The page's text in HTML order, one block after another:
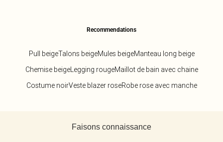
Recommendations
Pull beigeTalons beigeMules beigeManteau long beige
Chemise beigeLegging rougeMaillot de bain avec chaine
Costume noirVeste blazer roseRobe rose avec manche
Faisons connaissance